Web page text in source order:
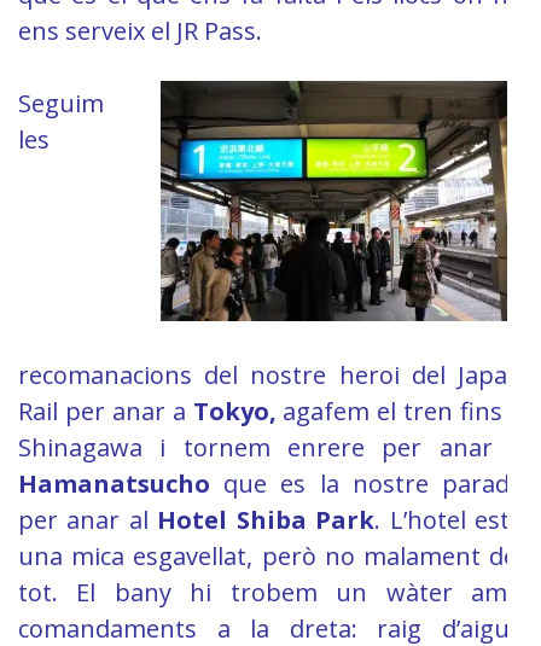
ens serveix el JR Pass.
Seguim
les
recomanacions del nostre heroi del Japan
Rail per anar a Tokyo, agafem el tren fins a
Shinagawa i tornem enrere per anar a
Hamanatsucho que es la nostre parada
per anar al Hotel Shiba Park. L’hotel esta
una mica esgavellat, però no malament del
tot. El bany hi trobem un wàter amb
comandaments a la dreta: raig d’aigua